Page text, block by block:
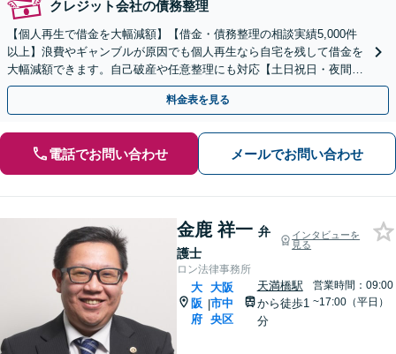
クレジット会社の債務整理
【個人再生で借金を大幅減額】【借金・債務整理の相談実績5,000件
以上】浪費やギャンブルが原因でも個人再生なら自宅を残して借金を
大幅減額できます。自己破産や任意整理にも対応【土日祝日・夜間も
相談受付】【費用の分割払い可】初回相談料は0円
料金表を見る
電話でお問い合わせ メールでお問い合わせ
金鹿 祥一 弁
護士
インタビューを
見る
ロン法律事務所
大
阪
府
|
大阪
市中
央区
天満橋駅
から徒歩1
分
営業時間：09:00
~17:00（平日）